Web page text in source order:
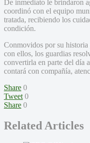
De inmediato le brindaron
coordinó con el equipo
tratada, recibiendo los
condición.
Conmovidos por su
con ellos, los guardias
convertirla en parte del día
contará con compañía,
Share 0
Tweet 0
Share 0
Related Articles